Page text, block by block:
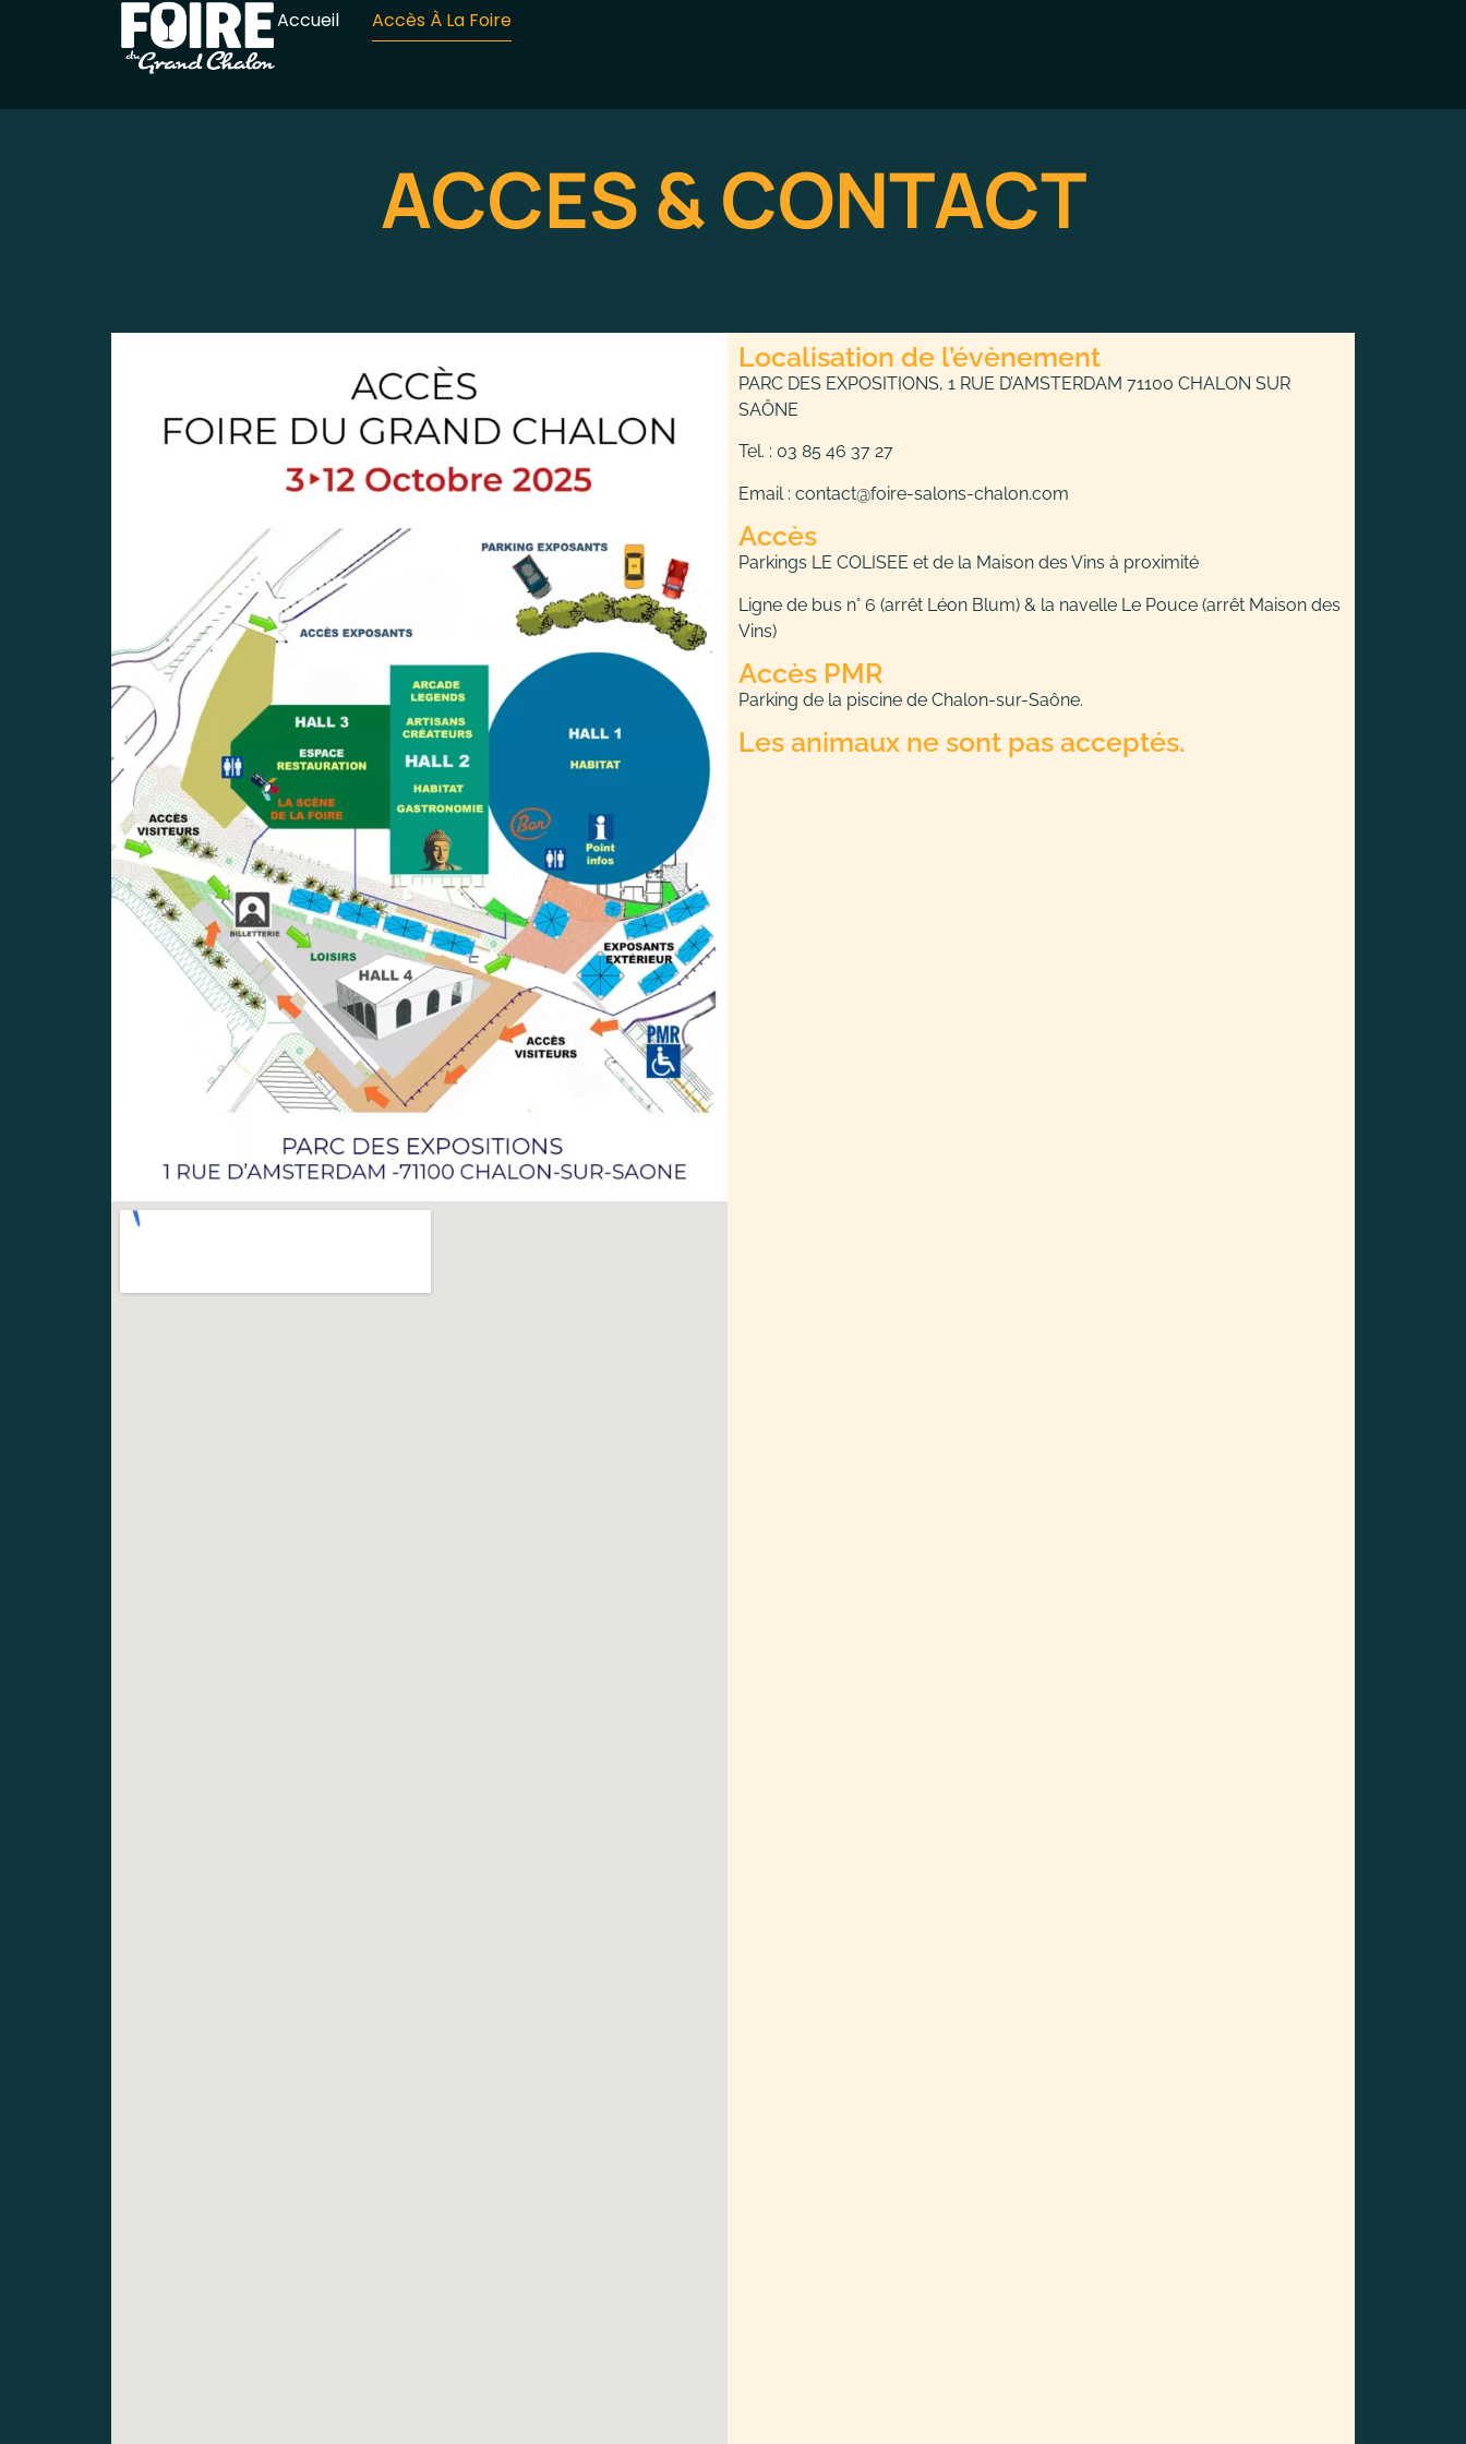
Accueil Accès À La Foire
ACCES & CONTACT
Localisation de l’évènement
PARC DES EXPOSITIONS, 1 RUE D’AMSTERDAM 71100 CHALON SUR
SAÔNE
Tel. : 03 85 46 37 27
Email : contact@foire-salons-chalon.com
Accès
Parkings LE COLISEE et de la Maison des Vins à proximité
Ligne de bus n° 6 (arrêt Léon Blum) & la navelle Le Pouce (arrêt Maison des
Vins)
Accès PMR
Parking de la piscine de Chalon-sur-Saône.
Les animaux ne sont pas acceptés.